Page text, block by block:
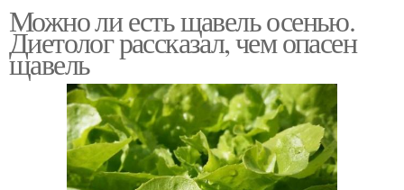
Можно ли есть щавель осенью.
Диетолог рассказал, чем опасен
щавель